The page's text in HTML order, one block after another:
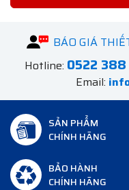
BÁO GIÁ
Hotline: 0522
Email:
SẢN PHẨM
CHÍNH HÃNG
BẢO HÀNH
CHÍNH HÃNG